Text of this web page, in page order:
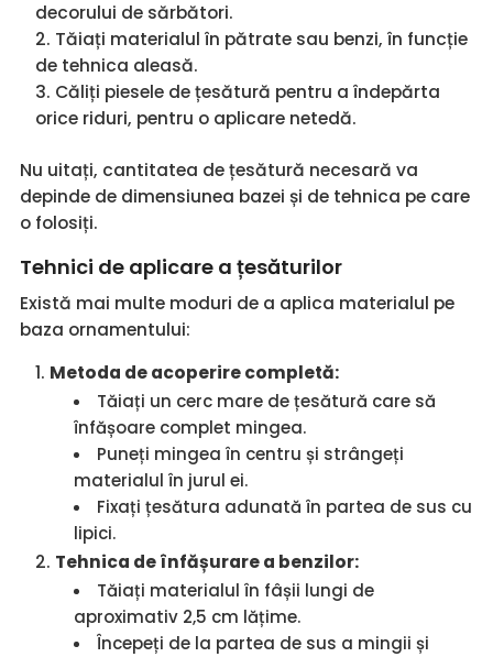
decorului de sărbători.
Tăiați materialul în pătrate sau benzi, în funcție
de tehnica aleasă.
Căliți piesele de țesătură pentru a îndepărta
orice riduri, pentru o aplicare netedă.
Nu uitați, cantitatea de țesătură necesară va
depinde de dimensiunea bazei și de tehnica pe care
o folosiți.
Tehnici de aplicare a țesăturilor
Există mai multe moduri de a aplica materialul pe
baza ornamentului:
Metoda de acoperire completă:
Tăiați un cerc mare de țesătură care să
înfășoare complet mingea.
Puneți mingea în centru și strângeți
materialul în jurul ei.
Fixați țesătura adunată în partea de sus cu
lipici.
Tehnica de înfășurare a benzilor:
Tăiați materialul în fâșii lungi de
aproximativ 2,5 cm lățime.
Începeți de la partea de sus a mingii și